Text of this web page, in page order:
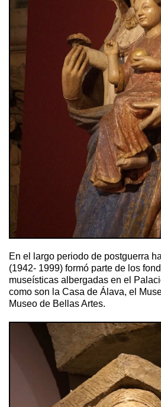
En el largo periodo de postguerra
(1942- 1999) formó parte de los
museísticas albergadas en el
como son la Casa de Álava, el
Museo de Bellas Artes.